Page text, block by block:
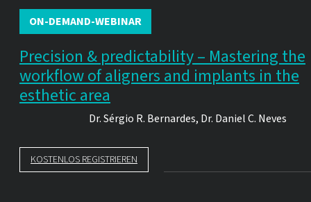
ON-DEMAND-WEBINAR
Precision & predictability – Mastering the
workflow of aligners and implants in the
esthetic area
Dr.Sérgio R. Bernardes, Dr. Daniel C. Neves
KOSTENLOS REGISTRIEREN